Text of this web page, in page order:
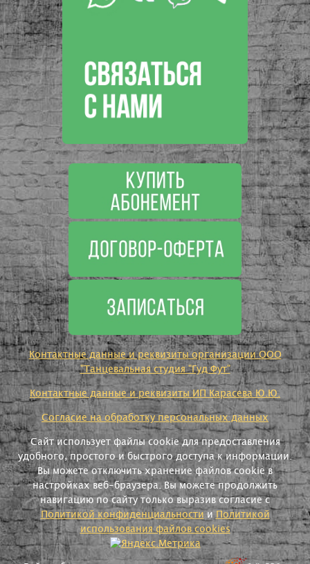
Контактные данные и реквизиты организации ООО
"Танцевальная студия "Гуд Фут"
Контактные данные и реквизиты ИП Карасева Ю.Ю.
Согласие на обработку персональных данных
Сайт использует файлы cookie для предоставления
удобного, простого и быстрого доступа к информации.
Вы можете отключить хранение файлов cookie в
настройках веб-браузера. Вы можете продолжить
навигацию по сайту только выразив согласие с
Политикой конфиденциальности иПолитикой
использования файлов cookies